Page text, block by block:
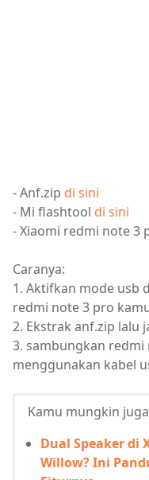
- Anf.zip di sini
- Mi flashtool di sini
- Xiaomi redmi note 3
Caranya:
1. Aktifkan mode usb
redmi note 3 pro
2. Ekstrak anf.zip lalu
3. sambungkan
menggunakan kabel
Kamu mungkin
Dual Speaker di
Willow? Ini